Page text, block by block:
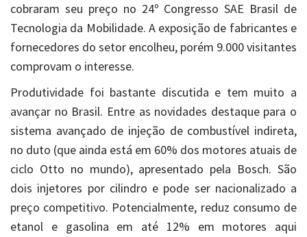
cobraram seu preço no 24º Congresso SAE Brasil de
Tecnologia da Mobilidade. A exposição de fabricantes e
fornecedores do setor encolheu, porém 9.000 visitantes
comprovam o interesse.
Produtividade foi bastante discutida e tem muito a
avançar no Brasil. Entre as novidades destaque para o
sistema avançado de injeção de combustível indireta,
no duto (que ainda está em 60% dos motores atuais de
ciclo Otto no mundo), apresentado pela Bosch. São
dois injetores por cilindro e pode ser nacionalizado a
preço competitivo. Potencialmente, reduz consumo de
etanol e gasolina em até 12% em motores aqui